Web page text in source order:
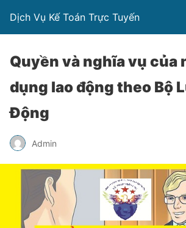
Dịch Vụ Kế Toán Trực Tuyến
Quyền và nghĩa vụ của
dụng lao động theo Bộ
Động
Admin